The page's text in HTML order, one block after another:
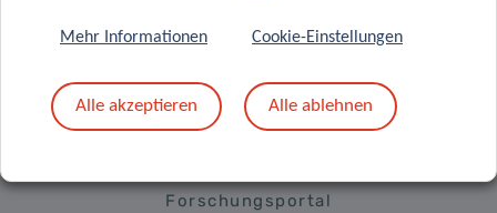
Forschungsportal
Mehr Informationen Cookie-Einstellungen
Alle akzeptieren Alle ablehnen